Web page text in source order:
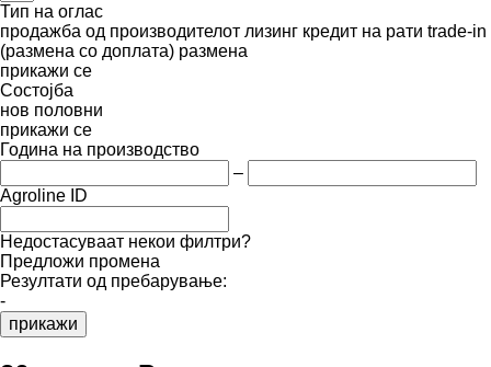
Тип на оглас
продажба од производителот лизинг кредит на рати trade-in
(размена со доплата) размена
прикажи се
Состојба
нов половни
прикажи се
Година на производство
–
Agroline ID
Недостасуваат некои филтри?
Предложи промена
Резултати од пребарување:
-
прикажи